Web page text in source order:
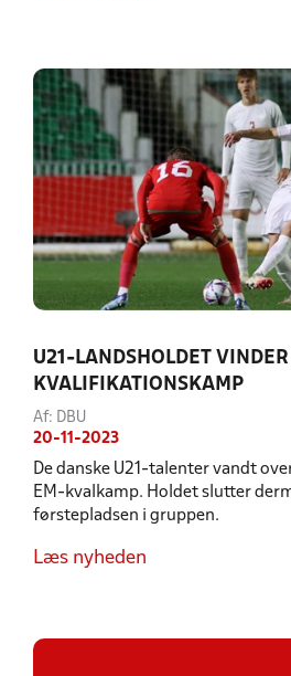
U21-LANDSHOLDET
KVALIFIKATIONSKAMP
Af: DBU
20-11-2023
De danske U21-talenter vandt
EM-kvalkamp. Holdet slutter
førstepladsen i gruppen.
Læs nyheden